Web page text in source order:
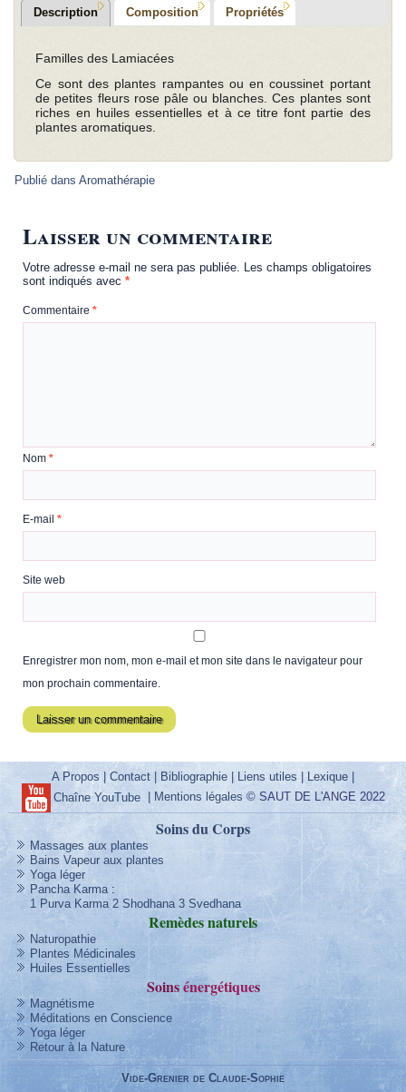
Description Composition Propriétés
Familles des Lamiacées
Ce sont des plantes rampantes ou en coussinet portant
de petites fleurs rose pâle ou blanches. Ces plantes sont
riches en huiles essentielles et à ce titre font partie des
plantes aromatiques.
Publié dans Aromathérapie
Laisser un commentaire
Votre adresse e-mail ne sera pas publiée.
Les champs obligatoires
sont indiqués avec*
Commentaire*
Nom*
E-mail*
Site web
Enregistrer mon nom, mon e-mail et mon site dans le navigateur pour
mon prochain commentaire.
A Propos |Contact Bibliographie Liens utiles Lexique
Chaîne YouTube| Mentions légales © SAUT DE L'ANGE 2022
Soins du Corps
Massages aux plantes
Bains Vapeur aux plantes
Yoga léger
Pancha Karma:
1 Purva Karma 2 Shodhana 3 Svedhana
Remèdesnaturels
Naturopathie
Plantes Médicinales
Huiles Essentielles
Soinsénergétiques
Magnétisme
Méditations en Conscience
Yoga léger
Retour à la Nature
Vide-Grenier de Claude-Sophie